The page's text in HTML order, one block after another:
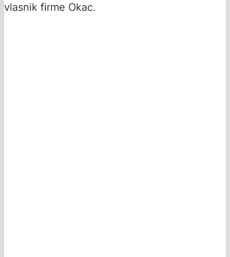
vlasnik firme Okac.